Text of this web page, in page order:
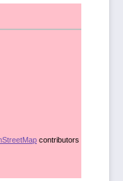
contributors